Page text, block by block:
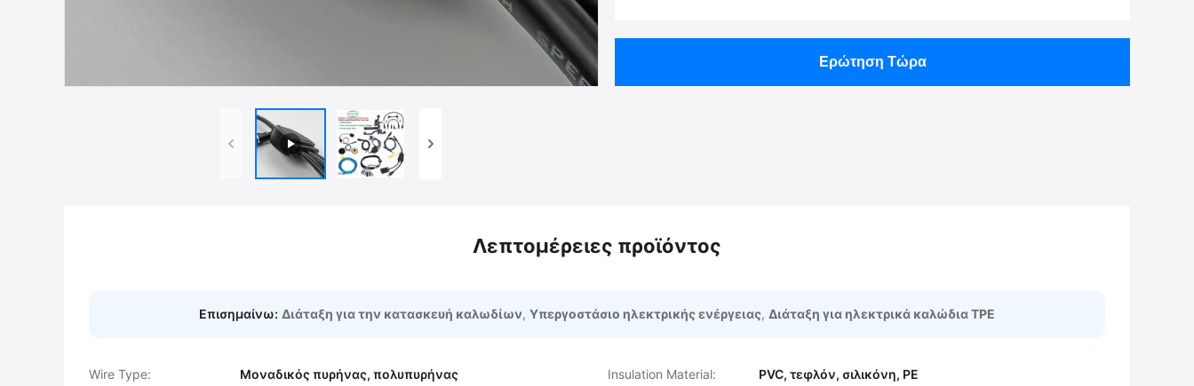
Ερώτηση Τώρα
Λεπτομέρειες προϊόντος
Επισημαίνω: Διάταξη για την κατασκευή καλωδίων, Υπεργοστάσιο ηλεκτρικής ενέργειας, Διάταξη για ηλεκτρικά καλώδια TPE
Wire Type: Μοναδικός πυρήνας, πολυπυρήνας Insulation Material: PVC, τεφλόν, σιλικόνη, PE